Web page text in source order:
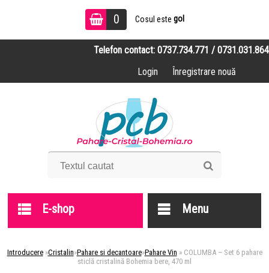
Telefon contact: 0737.734.771 / 0731.031.864
Login
Înregistrare nouă
0 Cosul este gol
E-shop Menu
Introducere »Cristalin»Pahare si decantoare»Pahare Vin » COLUMBA – Set 6 pahare
sticlă cristalină Bohemia bere, 470 ml